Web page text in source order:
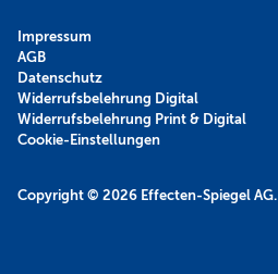
Copyright © 2026 Effecten-Spiegel AG.
Impressum
AGB
Datenschutz
Widerrufsbelehrung Digital
Widerrufsbelehrung Print & Digital
Cookie-Einstellungen